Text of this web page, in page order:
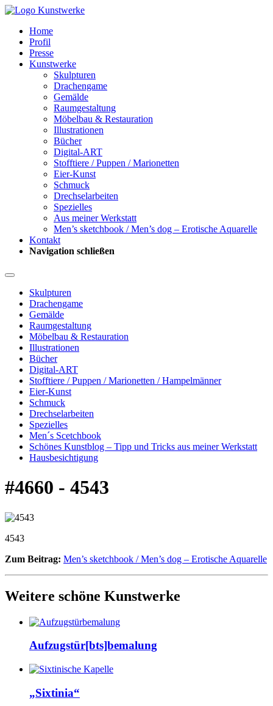
Home
Profil
Presse
Kunstwerke
Skulpturen
Drachengame
Gemälde
Raumgestaltung
Möbelbau & Restauration
Illustrationen
Bücher
Digital-ART
Stofftiere / Puppen / Marionetten
Eier-Kunst
Schmuck
Drechselarbeiten
Spezielles
Aus meiner Werkstatt
Men’s sketchbook / Men’s dog – Erotische Aquarelle
Kontakt
Navigation schließen
Skulpturen
Drachengame
Gemälde
Raumgestaltung
Möbelbau & Restauration
Illustrationen
Bücher
Digital-ART
Stofftiere / Puppen / Marionetten / Hampelmänner
Eier-Kunst
Schmuck
Drechselarbeiten
Spezielles
Men´s Scetchbook
Schönes Kunstblog – Tipp und Tricks aus meiner Werkstatt
Hausbesichtigung
#4660 - 4543
4543
Zum Beitrag: Men’s sketchbook / Men’s dog – Erotische Aquarelle
Weitere schöne Kunstwerke
Aufzugstür[bts]bemalung
„Sixtinia“